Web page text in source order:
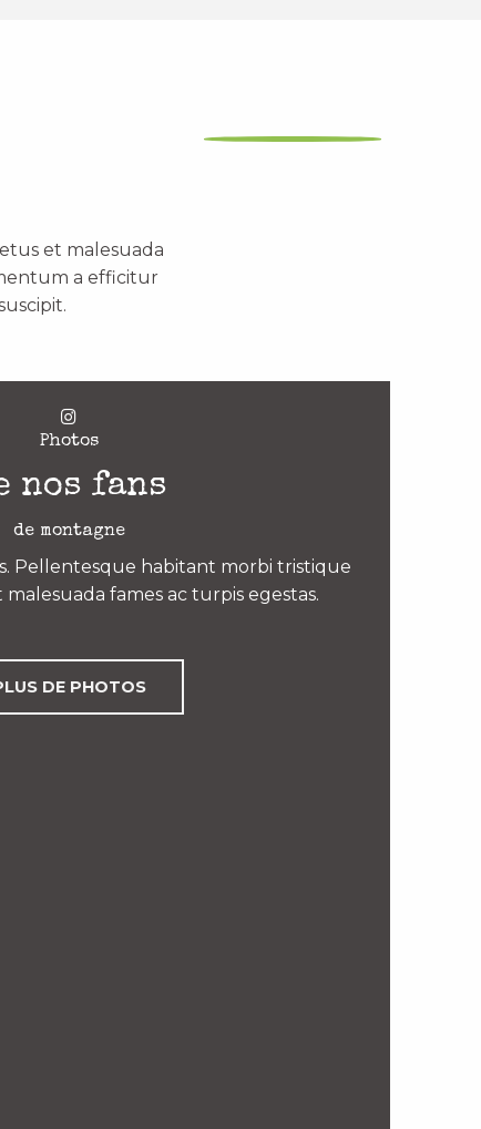
et malesuada
a efficitur
Photos
nos fans
de montagne
Pellentesque habitant morbi tristique
fames ac turpis egestas.
DE PHOTOS